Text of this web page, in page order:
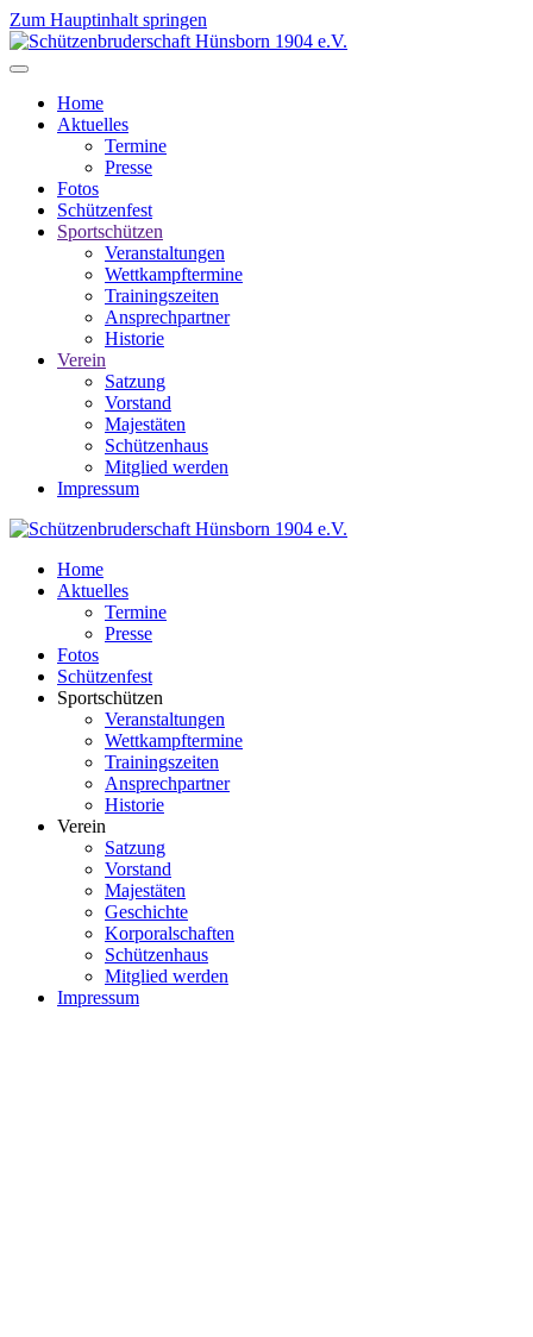
Zum Hauptinhalt springen
Home
Aktuelles
Termine
Presse
Fotos
Schützenfest
Sportschützen
Veranstaltungen
Wettkampftermine
Trainingszeiten
Ansprechpartner
Historie
Verein
Satzung
Vorstand
Majestäten
Schützenhaus
Mitglied werden
Impressum
Home
Aktuelles
Termine
Presse
Fotos
Schützenfest
Sportschützen
Veranstaltungen
Wettkampftermine
Trainingszeiten
Ansprechpartner
Historie
Verein
Satzung
Vorstand
Majestäten
Geschichte
Korporalschaften
Schützenhaus
Mitglied werden
Impressum